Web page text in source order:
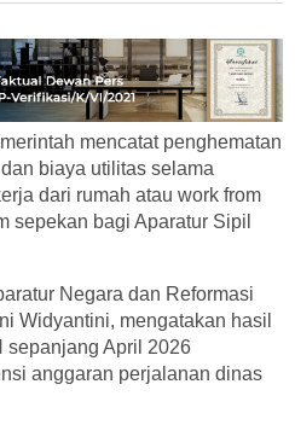
mencatat penghematan
biaya utilitas selama
dari rumah atau work from
sepekan bagi Aparatur Sipil
Negara dan Reformasi
Widyantini, mengatakan hasil
sepanjang April 2026
anggaran perjalanan dinas